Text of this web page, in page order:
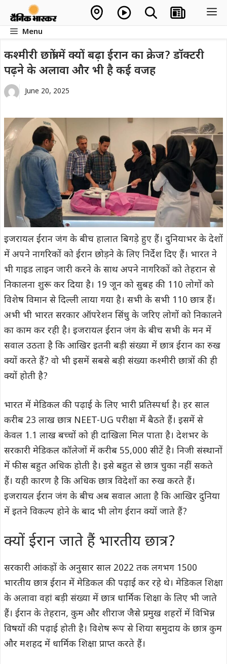
contentMenu
कश्मीरी छात्रों में क्यों बढ़ा ईरान का क्रेज? डॉक्टरी
पढ़ने के अलावा और भी है कई वजह
June 20, 2025
इजरायल ईरान जंग के बीच हालात बिगड़े हुए हैं। दुनियाभर के देशों
में अपने नागरिकों को ईरान छोड़ने के लिए निर्देश दिए हैं। भारत ने
भी गाइड लाइन जारी करने के साथ अपने नागरिकों को तेहरान से
निकालना शुरू कर दिया है। 19 जून को सुबह की 110 लोगों को
विशेष विमान से दिल्ली लाया गया है। सभी के सभी 110 छात्र हैं।
अभी भी भारत सरकार ऑपरेशन सिंधु के जरिए लोगों को निकालने
का काम कर रही है। इजरायल ईरान जंग के बीच सभी के मन में
सवाल उठता है कि आखिर इतनी बड़ी संख्या में छात्र ईरान का रुख
क्यों करते हैं? वो भी इसमें सबसे बड़ी संख्या कश्मीरी छात्रों की ही
क्यों होती है?
भारत में मेडिकल की पढ़ाई के लिए भारी प्रतिस्पर्धा है। हर साल
करीब 23 लाख छात्र NEET-UG परीक्षा में बैठते हैं। इसमें से
केवल 1.1 लाख बच्चों को ही दाखिला मिल पाता है। देशभर के
सरकारी मेडिकल कॉलेजों में करीब 55,000 सीटें है। निजी संस्थानों
में फीस बहुत अधिक होती है। इसे बहुत से छात्र चुका नहीं सकते
हैं। यही कारण है कि अधिक छात्र विदेशों का रुख करते हैं।
इजरायल ईरान जंग के बीच अब सवाल आता है कि आखिर दुनिया
में इतने विकल्प होने के बाद भी लोग ईरान क्यों जाते हैं?
क्यों ईरान जाते हैं भारतीय छात्र?
सरकारी आंकड़ों के अनुसार साल 2022 तक लगभग 1500
भारतीय छात्र ईरान में मेडिकल की पढ़ाई कर रहे थे। मेडिकल शिक्षा
के अलावा वहां बड़ी संख्या में छात्र धार्मिक शिक्षा के लिए भी जाते
हैं। ईरान के तेहरान, कुम और शीराज जैसे प्रमुख शहरों में विभिन्न
विषयों की पढ़ाई होती है। विशेष रूप से शिया समुदाय के छात्र कुम
और मशहद में धार्मिक शिक्षा प्राप्त करते हैं।